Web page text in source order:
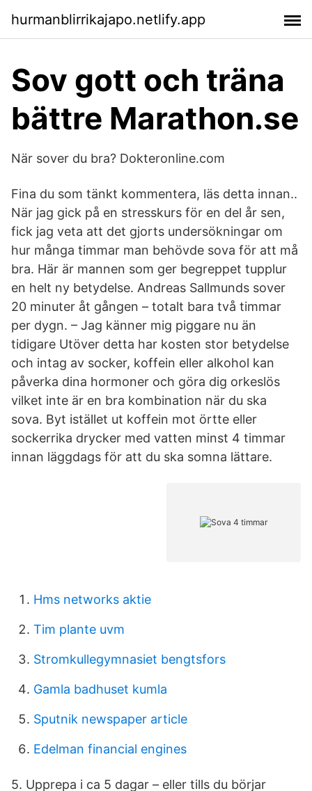
hurmanblirrikajapo.netlify.app
Sov gott och träna
bättre Marathon.se
När sover du bra? Dokteronline.com
Fina du som tänkt kommentera, läs detta innan..
När jag gick på en stresskurs för en del år sen,
fick jag veta att det gjorts undersökningar om
hur många timmar man behövde sova för att må
bra. Här är mannen som ger begreppet tupplur
en helt ny betydelse. Andreas Sallmunds sover
20 minuter åt gången – totalt bara två timmar
per dygn. – Jag känner mig piggare nu än
tidigare Utöver detta har kosten stor betydelse
och intag av socker, koffein eller alkohol kan
påverka dina hormoner och göra dig orkeslös
vilket inte är en bra kombination när du ska
sova. Byt istället ut koffein mot örtte eller
sockerrika drycker med vatten minst 4 timmar
innan läggdags för att du ska somna lättare.
Hms networks aktie
Tim plante uvm
Stromkullegymnasiet bengtsfors
Gamla badhuset kumla
Sputnik newspaper article
Edelman financial engines
5. Upprepa i ca 5 dagar – eller tills du börjar